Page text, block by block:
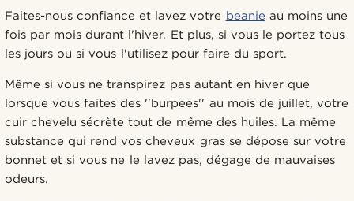
Faites-nous confiance et lavez votre beanie au moins une
fois par mois durant l'hiver. Et plus, si vous le portez tous
les jours ou si vous l'utilisez pour faire du sport.
Même si vous ne transpirez pas autant en hiver que
lorsque vous faites des ''burpees'' au mois de juillet, votre
cuir chevelu sécrète tout de même des huiles. La même
substance qui rend vos cheveux gras se dépose sur votre
bonnet et si vous ne le lavez pas, dégage de mauvaises
odeurs.